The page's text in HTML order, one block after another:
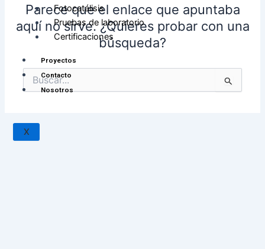
Fotocatálisis
Pruebas de laboratorio
Certificaciones
Proyectos
Contacto
Nosotros
X
Parece que el enlace que apuntaba
aquí no sirve. ¿Quieres probar con una
búsqueda?
Buscar
por: